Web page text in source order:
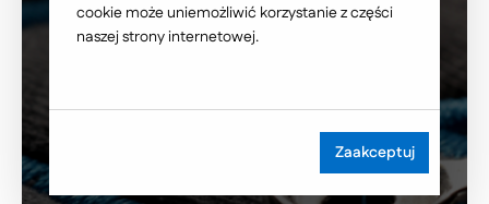
cookie może uniemożliwić korzystanie z części
naszej strony internetowej.
Zaakceptuj